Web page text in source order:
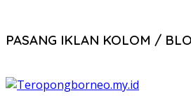
PASANG IKLAN KOLOM /